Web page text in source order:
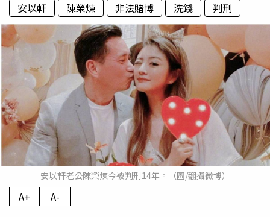
安以軒 陳榮煉 非法賭博 洗錢 判刑
安以軒老公陳榮煉今被判刑14年。（圖/翻攝微博）
A+ A-